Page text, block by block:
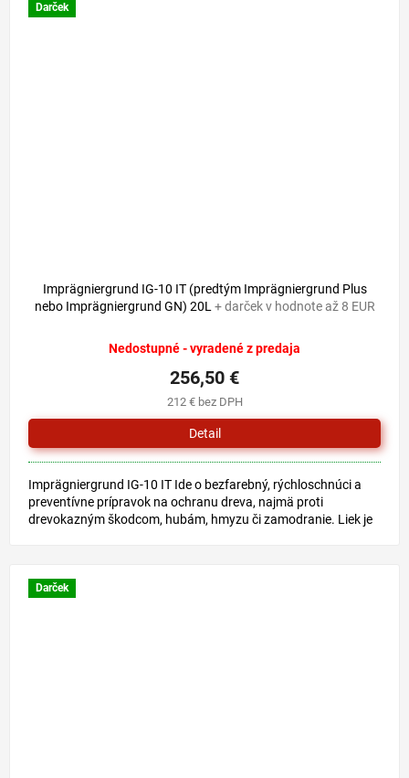
Darček
Imprägniergrund IG-10 IT (predtým Imprägniergrund Plus
nebo Imprägniergrund GN) 20L+ darček v hodnote až 8 EUR
Nedostupné - vyradené z predaja
212 € bez DPH
256,50 €
Detail
Imprägniergrund IG-10 IT Ide o bezfarebný, rýchloschnúci a
preventívne prípravok na ochranu dreva, najmä proti
drevokazným škodcom, hubám, hmyzu či zamodranie. Liek je
Darček